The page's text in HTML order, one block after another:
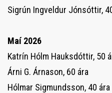
Sigrún Ingveldur Jónsóttir,
Maí 2026
Katrín Hólm Hauksdóttir, 50
Árni G. Árnason, 60 ára
Hólmar Sigmundsson, 40 ára